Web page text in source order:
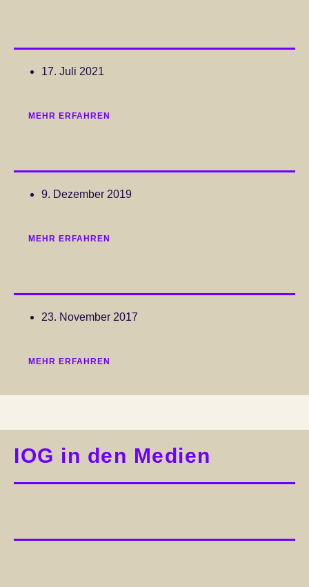
17. Juli 2021
MEHR ERFAHREN
9. Dezember 2019
MEHR ERFAHREN
23. November 2017
MEHR ERFAHREN
IOG in den Medien